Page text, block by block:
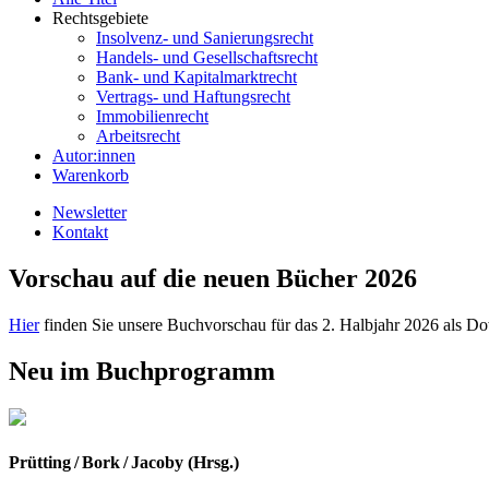
Rechtsgebiete
Insolvenz- und Sanierungsrecht
Handels- und Gesellschaftsrecht
Bank- und Kapitalmarktrecht
Vertrags- und Haftungsrecht
Immobilienrecht
Arbeitsrecht
Autor:innen
Warenkorb
Newsletter
Kontakt
Vorschau auf die neuen Bücher 2026
Hierfinden Sie unsere Buchvorschau für das 2. Halbjahr 2026 als
Neu im Buchprogramm
Prütting / Bork / Jacoby (Hrsg.)